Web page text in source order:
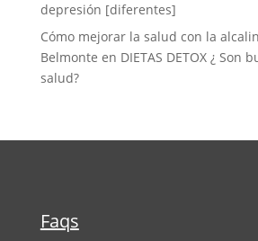
depresión [diferentes]
Cómo mejorar la salud con la
Belmonte en DIETAS DETOX ¿ Son
salud?
Faqs